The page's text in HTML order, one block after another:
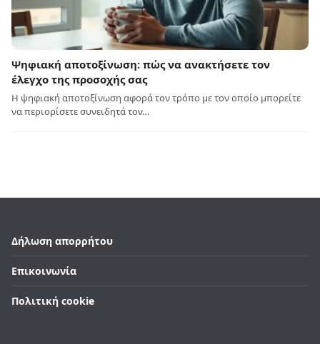
Ψηφιακή αποτοξίνωση: πώς να ανακτήσετε τον
έλεγχο της προσοχής σας
Η ψηφιακή αποτοξίνωση αφορά τον τρόπο με τον οποίο μπορείτε
να περιορίσετε συνειδητά τον…
Δήλωση απορρήτου
Επικοινωνία
Πολιτική cookie